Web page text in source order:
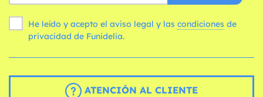
He leído y acepto el aviso legal y las condiciones
privacidad de Funidelia.
ATENCIÓN AL CLIENTE